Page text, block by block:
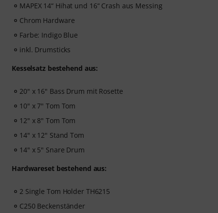
MAPEX 14“ Hihat und 16“ Crash aus Messing
Chrom Hardware
Farbe: Indigo Blue
inkl. Drumsticks
Kesselsatz bestehend aus:
20" x 16" Bass Drum mit Rosette
10" x 7" Tom Tom
12" x 8" Tom Tom
14" x 12" Stand Tom
14" x 5" Snare Drum
Hardwareset bestehend aus:
2 Single Tom Holder TH6215
C250 Beckenständer